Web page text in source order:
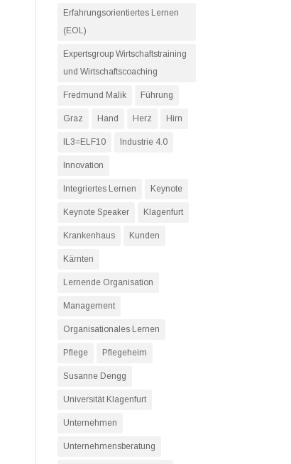
Erfahrungsorientiertes Lernen
(EOL)
Expertsgroup Wirtschaftstraining
und Wirtschaftscoaching
Fredmund Malik Führung
Graz Hand Herz Hirn
IL3=ELF10 Industrie 4.0
Innovation
Integriertes Lernen Keynote
Keynote Speaker Klagenfurt
Krankenhaus Kunden
Kärnten
Lernende Organisation
Management
Organisationales Lernen
Pflege Pflegeheim
Susanne Dengg
Universität Klagenfurt
Unternehmen
Unternehmensberatung